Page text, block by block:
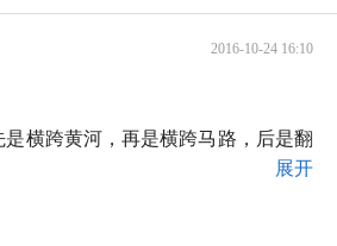
2016-10-24 16:10
横跨黄河，再是横跨马路，后是翻
展开